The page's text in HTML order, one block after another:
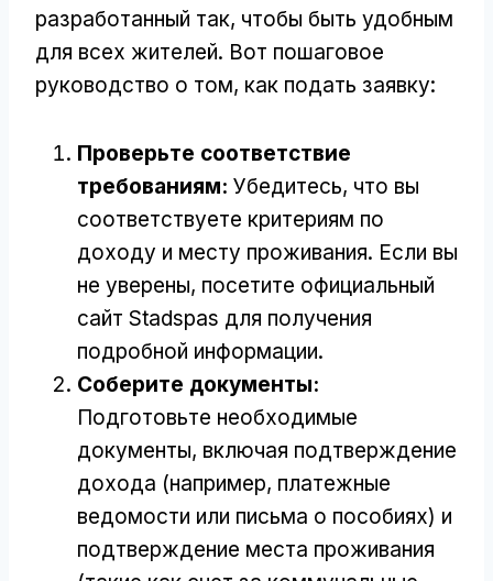
разработанный так, чтобы быть удобным
для всех жителей. Вот пошаговое
руководство о том, как подать заявку:
Проверьте соответствие
требованиям: Убедитесь, что вы
соответствуете критериям по
доходу и месту проживания. Если вы
не уверены, посетите официальный
сайт Stadspas для получения
подробной информации.
Соберите документы:
Подготовьте необходимые
документы, включая подтверждение
дохода (например, платежные
ведомости или письма о пособиях) и
подтверждение места проживания